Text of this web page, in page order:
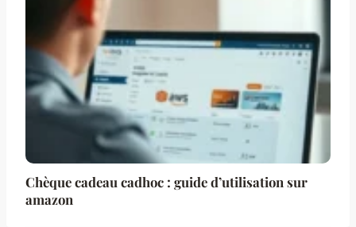
Chèque cadeau cadhoc : guide d’utilisation sur
amazon